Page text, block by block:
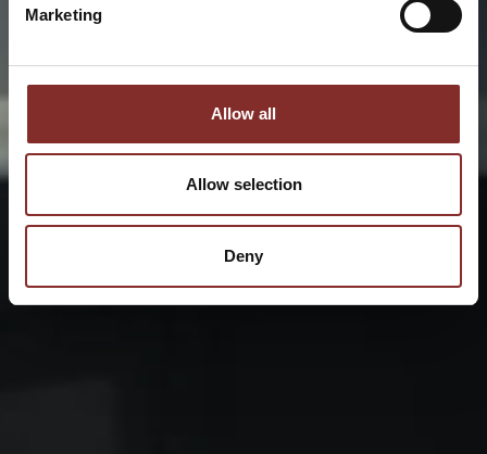
Marketing
Allow all
Allow selection
Deny